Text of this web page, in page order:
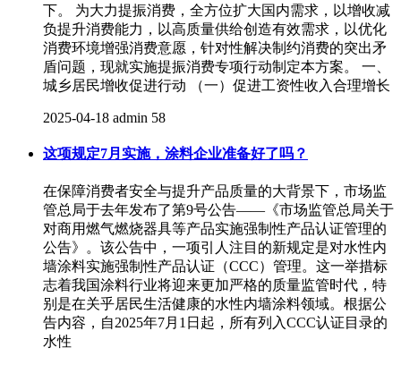
下。 为大力提振消费，全方位扩大国内需求，以增收减
负提升消费能力，以高质量供给创造有效需求，以优化
消费环境增强消费意愿，针对性解决制约消费的突出矛
盾问题，现就实施提振消费专项行动制定本方案。 一、
城乡居民增收促进行动 （一）促进工资性收入合理增长
2025-04-18 admin 58
这项规定7月实施，涂料企业准备好了吗？
在保障消费者安全与提升产品质量的大背景下，市场监
管总局于去年发布了第9号公告——《市场监管总局关于
对商用燃气燃烧器具等产品实施强制性产品认证管理的
公告》。该公告中，一项引人注目的新规定是对水性内
墙涂料实施强制性产品认证（CCC）管理。这一举措标
志着我国涂料行业将迎来更加严格的质量监管时代，特
别是在关乎居民生活健康的水性内墙涂料领域。根据公
告内容，自2025年7月1日起，所有列入CCC认证目录的
水性